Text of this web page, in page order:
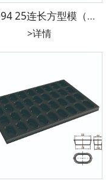
DF9094 25连长方型模（不沾）镀铝 600*400*32mm 100*55*28(95*50)mm
>详情